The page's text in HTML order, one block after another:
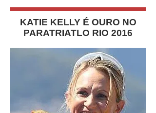
KATIE KELLY É OURO NO
PARATRIATLO RIO 2016